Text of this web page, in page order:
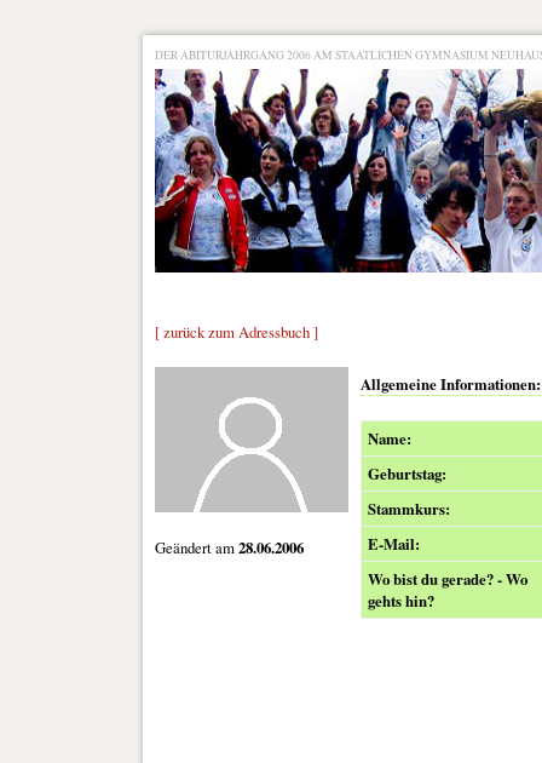
DER ABITURJAHRGANG 2006 AM STAATLICHEN GYMNASIUM
[ zurück zum Adressbuch ]
Geändert am28.06.2006
Allgemeine Informationen:
Name:
Geburtstag:
Stammkurs:
E-Mail:
Wo bist du gerade? - Wo
gehts hin?